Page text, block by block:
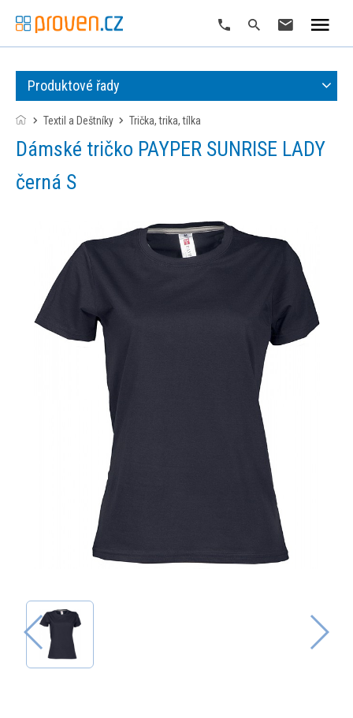
Produktové řady
Textil a Deštníky trička, trika, tílka
Dámské tričko PAYPER SUNRISE LADY
černá S